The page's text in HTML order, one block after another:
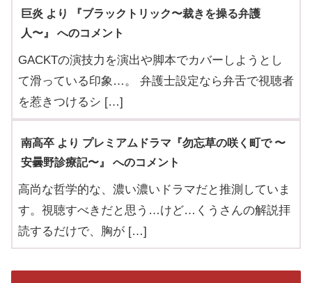
巨炎 より 『ブラックトリック〜裁きを操る弁護
人〜』 へのコメント
GACKTの演技力を演出や脚本でカバーしようとし
て滑っている印象…。 弁護士設定なら弁舌で視聴者
を惹きつけるシ […]
南高卒 より プレミアムドラマ『勿忘草の咲く町で 〜
安曇野診療記〜』 へのコメント
高尚な哲学的な、濃い濃いドラマだと推測していま
す。視聴すべきだと思う…けど…くうさんの解説拝
読するだけで、胸が […]